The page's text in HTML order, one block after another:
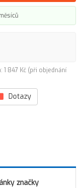
1 847 Kč (při objednání
Dotazy
značky